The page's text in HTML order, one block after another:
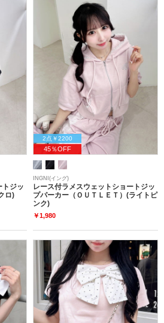
トジッ
ロ)
2点￥2200
45％OFF
INGNI(イング)
レース付ラメスウェットショートジッ
プパーカー（ＯＵＴＬＥＴ）(ライトピ
ンク)
￥1,980